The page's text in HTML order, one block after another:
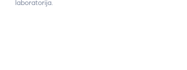
laboratorija.